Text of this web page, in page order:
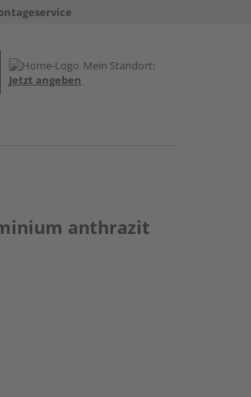
Mein Standort:
Jetzt angeben
anthrazit